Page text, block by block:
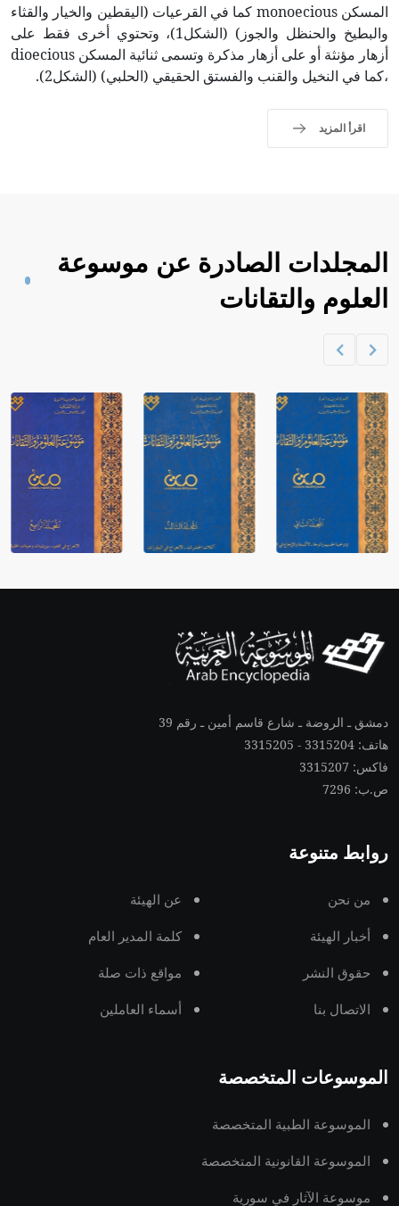
المسكن monoecious كما في القرعيات (اليقطين والخيار والقثاء
والبطيخ والحنظل والجوز) (الشكل1)، وتحتوي أخرى فقط على
أزهار مؤنثة أو على أزهار مذكرة وتسمى ثنائية المسكن dioecious
،كما في النخيل والقنب والفستق الحقيقي (الحلبي) (الشكل2).
اقرأ المزيد
المجلدات الصادرة عن موسوعة
العلوم والتقانات
دمشق ـ الروضة ـ شارع قاسم أمين ـ رقم 39
هاتف: 3315204 - 3315205
فاكس: 3315207
ص.ب: 7296
روابط متنوعة
من نحن عن الهيئة
أخبار الهيئة كلمة المدير العام
حقوق النشر مواقع ذات صلة
الاتصال بنا أسماء العاملين
الموسوعات المتخصصة
الموسوعة الطبية المتخصصة
الموسوعة القانونية المتخصصة
موسوعة الآثار في سورية